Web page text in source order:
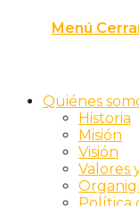
Menú
Quiénes
Historia
Misión
Visión
Valores